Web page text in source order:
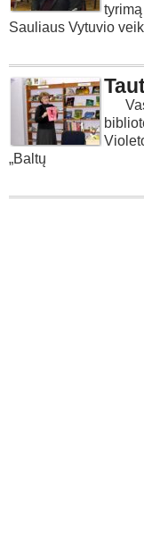
Sauliaus Vytuvio
„Baltų